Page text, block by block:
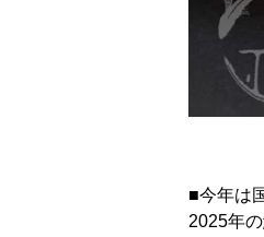
■今年は
2025年